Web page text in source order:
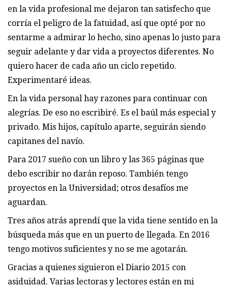
en la vida profesional me dejaron tan satisfecho que
corría el peligro de la fatuidad, así que opté por no
sentarme a admirar lo hecho, sino apenas lo justo para
seguir adelante y dar vida a proyectos diferentes. No
quiero hacer de cada año un ciclo repetido.
Experimentaré ideas.
En la vida personal hay razones para continuar con
alegrías. De eso no escribiré. Es el baúl más especial y
privado. Mis hijos, capítulo aparte, seguirán siendo
capitanes del navío.
Para 2017 sueño con un libro y las 365 páginas que
debo escribir no darán reposo. También tengo
proyectos en la Universidad; otros desafíos me
aguardan.
Tres años atrás aprendí que la vida tiene sentido en la
búsqueda más que en un puerto de llegada. En 2016
tengo motivos suficientes y no se me agotarán.
Gracias a quienes siguieron el Diario 2015 con
asiduidad. Varias lectoras y lectores están en mi